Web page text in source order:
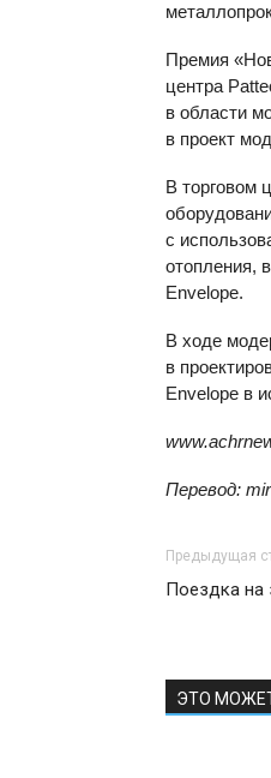
Премия
центра
в области
в проект
В торговом
с
отопления,
Envelope.
В ходе
в
Envelope в
Перевод:
Предыдущая
Поездка на
ЭТО